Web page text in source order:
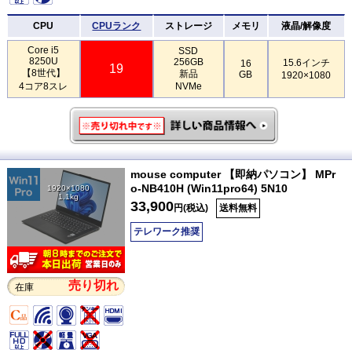
CPU CPUランク ストレージ メモリ 液晶/解像度
Core i5
8250U
【8世代】
4コア8スレ
19
SSD
256GB
新品
NVMe
16
GB
15.6インチ
1920×1080
1920×1080
1.1kg
在庫 売り切れ
mouse computer 【即納パソコン】 MPr
o-NB410H (Win11pro64) 5N10
33,900円(税込) 送料無料
テレワーク推奨